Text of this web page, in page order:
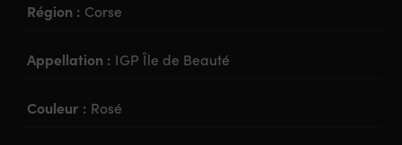
Région : Corse
Appellation : IGP Île de Beauté
Couleur : Rosé